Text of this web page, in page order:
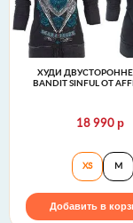
ХУДИ
BANDIT SINFUL ОТ
18 990 р
XS M
Добавить в